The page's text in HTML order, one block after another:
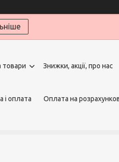
товари Знижки, акції, про нас
і оплата Оплата на